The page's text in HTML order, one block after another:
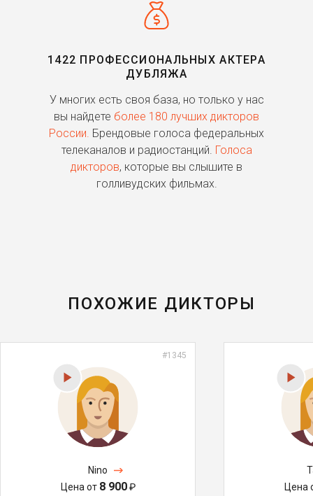
1422 ПРОФЕССИОНАЛЬНЫХ АКТЕРА
ДУБЛЯЖА
У многих есть своя база, но только у нас
вы найдете более 180 лучших дикторов
России. Брендовые голоса федеральных
телеканалов и радиостанций. Голоса
дикторов, которые вы слышите в
голливудских фильмах.
ПОХОЖИЕ ДИКТОРЫ
#1345
Nino
Цена от 8 900₽
Цена